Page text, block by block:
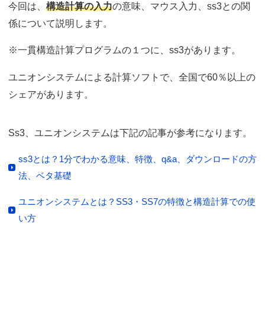
今回は、 構造計算の入力の意味、マウス入力、ss3との関
係について説明します。
※一貫構造計算プログラムの１つに、ss3があります。
ユニオンシステムによる計算ソフトで、全国で60％以上の
シェアがあります。
Ss3、ユニオンシステムは下記の記事が参考になります。
ss3とは？1分でわかる意味、特徴、q&a、ダウンロードの方
法、ベタ基礎
ユニオンシステムとは？SS3・SS7の特徴と構造計算での使
い方